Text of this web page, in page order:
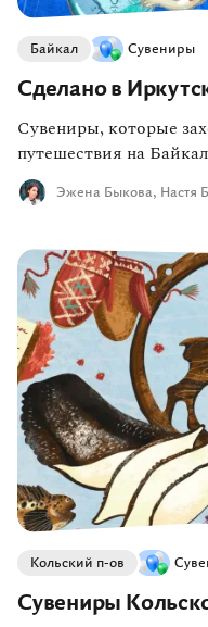
Сувениры
Байкал
Сделано в
Сувениры, которые
путешествия на Байкал
Эжена Быкова, Настя
Кольский п-ов
Сувениры